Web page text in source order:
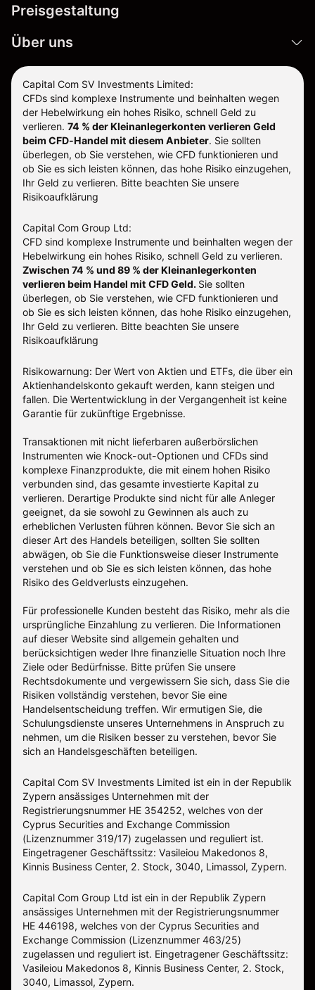
Preisgestaltung
Über uns
Capital Com SV Investments Limited:
CFDs sind komplexe Instrumente und beinhalten wegen
der Hebelwirkung ein hohes Risiko, schnell Geld zu
verlieren. 74 % der Kleinanlegerkonten verlieren Geld
beim CFD-Handel mit diesem Anbieter. Sie sollten
überlegen, ob Sie verstehen, wie CFD funktionieren und
ob Sie es sich leisten können, das hohe Risiko einzugehen,
Ihr Geld zu verlieren. Bitte beachten Sie unsere
Risikoaufklärung
Capital Com Group Ltd:
CFD sind komplexe Instrumente und beinhalten wegen der
Hebelwirkung ein hohes Risiko, schnell Geld zu verlieren.
Zwischen 74 % und 89 % der Kleinanlegerkonten
verlieren beim Handel mit CFD Geld. Sie sollten
überlegen, ob Sie verstehen, wie CFD funktionieren und
ob Sie es sich leisten können, das hohe Risiko einzugehen,
Ihr Geld zu verlieren. Bitte beachten Sie unsere
Risikoaufklärung
Risikowarnung: Der Wert von Aktien und ETFs, die über ein
Aktienhandelskonto gekauft werden, kann steigen und
fallen. Die Wertentwicklung in der Vergangenheit ist keine
Garantie für zukünftige Ergebnisse.
Transaktionen mit nicht lieferbaren außerbörslichen
Instrumenten wie Knock-out-Optionen und CFDs sind
komplexe Finanzprodukte, die mit einem hohen Risiko
verbunden sind, das gesamte investierte Kapital zu
verlieren. Derartige Produkte sind nicht für alle Anleger
geeignet, da sie sowohl zu Gewinnen als auch zu
erheblichen Verlusten führen können. Bevor Sie sich an
dieser Art des Handels beteiligen, sollten Sie sollten
abwägen, ob Sie die Funktionsweise dieser Instrumente
verstehen und ob Sie es sich leisten können, das hohe
Risiko des Geldverlusts einzugehen.
Für professionelle Kunden besteht das Risiko, mehr als die
ursprüngliche Einzahlung zu verlieren. Die Informationen
auf dieser Website sind allgemein gehalten und
berücksichtigen weder Ihre finanzielle Situation noch Ihre
Ziele oder Bedürfnisse. Bitte prüfen Sie unsere
Rechtsdokumente und vergewissern Sie sich, dass Sie die
Risiken vollständig verstehen, bevor Sie eine
Handelsentscheidung treffen. Wir ermutigen Sie, die
Schulungsdienste unseres Unternehmens in Anspruch zu
nehmen, um die Risiken besser zu verstehen, bevor Sie
sich an Handelsgeschäften beteiligen.
Capital Com SV Investments Limited ist ein in der Republik
Zypern ansässiges Unternehmen mit der
Registrierungsnummer HE 354252, welches von der
Cyprus Securities and Exchange Commission
(Lizenznummer 319/17) zugelassen und reguliert ist.
Eingetragener Geschäftssitz: Vasileiou Makedonos 8,
Kinnis Business Center, 2. Stock, 3040, Limassol, Zypern.
Capital Com Group Ltd ist ein in der Republik Zypern
ansässiges Unternehmen mit der Registrierungsnummer
ΗΕ 446198, welches von der Cyprus Securities and
Exchange Commission (Lizenznummer 463/25)
zugelassen und reguliert ist. Eingetragener Geschäftssitz:
Vasileiou Makedonos 8, Kinnis Business Center, 2. Stock,
3040, Limassol, Zypern.